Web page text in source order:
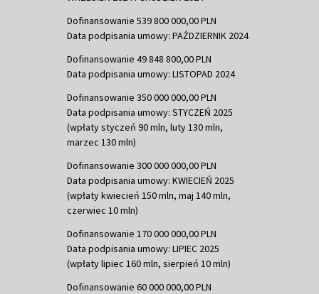
Dofinansowanie 539 800 000,00 PLN
Data podpisania umowy: PAŹDZIERNIK 2024
Dofinansowanie 49 848 800,00 PLN
Data podpisania umowy: LISTOPAD 2024
Dofinansowanie 350 000 000,00 PLN
Data podpisania umowy: STYCZEŃ 2025
(wpłaty styczeń 90 mln, luty 130 mln,
marzec 130 mln)
Dofinansowanie 300 000 000,00 PLN
Data podpisania umowy: KWIECIEŃ 2025
(wpłaty kwiecień 150 mln, maj 140 mln,
czerwiec 10 mln)
Dofinansowanie 170 000 000,00 PLN
Data podpisania umowy: LIPIEC 2025
(wpłaty lipiec 160 mln, sierpień 10 mln)
Dofinansowanie 60 000 000,00 PLN